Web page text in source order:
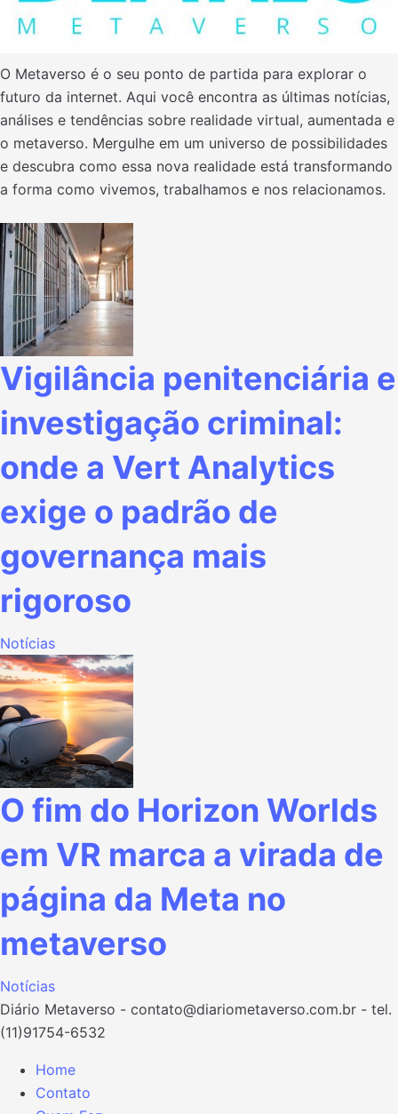
O Metaverso é o seu ponto de partida para explorar o
futuro da internet. Aqui você encontra as últimas notícias,
análises e tendências sobre realidade virtual, aumentada e
o metaverso. Mergulhe em um universo de possibilidades
e descubra como essa nova realidade está transformando
a forma como vivemos, trabalhamos e nos relacionamos.
Vigilância penitenciária e
investigação criminal:
onde a Vert Analytics
exige o padrão de
governança mais
rigoroso
Notícias
O fim do Horizon Worlds
em VR marca a virada de
página da Meta no
metaverso
Notícias
Diário Metaverso - contato@diariometaverso.com.br - tel.
(11)91754-6532
Home
Contato